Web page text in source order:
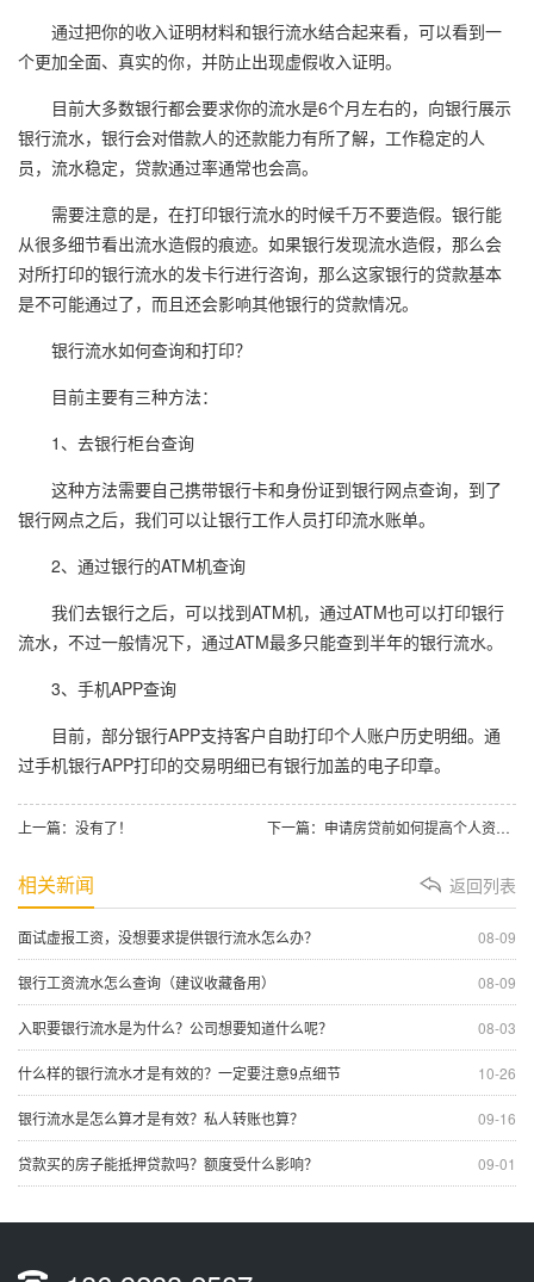
通过把你的收入证明材料和银行流水结合起来看，可以看到一
个更加全面、真实的你，并防止出现虚假收入证明。
目前大多数银行都会要求你的流水是6个月左右的，向银行展示
银行流水，银行会对借款人的还款能力有所了解，工作稳定的人
员，流水稳定，贷款通过率通常也会高。
需要注意的是，在打印银行流水的时候千万不要造假。银行能
从很多细节看出流水造假的痕迹。如果银行发现流水造假，那么会
对所打印的银行流水的发卡行进行咨询，那么这家银行的贷款基本
是不可能通过了，而且还会影响其他银行的贷款情况。
银行流水如何查询和打印？
目前主要有三种方法：
1、去银行柜台查询
这种方法需要自己携带银行卡和身份证到银行网点查询，到了
银行网点之后，我们可以让银行工作人员打印流水账单。
2、通过银行的ATM机查询
我们去银行之后，可以找到ATM机，通过ATM也可以打印银行
流水，不过一般情况下，通过ATM最多只能查到半年的银行流水。
3、手机APP查询
目前，部分银行APP支持客户自助打印个人账户历史明细。通
过手机银行APP打印的交易明细已有银行加盖的电子印章。
上一篇：没有了！ 下一篇：申请房贷前如何提高个人资质？可以尝试这几种方法
返回列表
相关新闻
08-09
面试虚报工资，没想要求提供银行流水怎么办？
08-09
银行工资流水怎么查询（建议收藏备用）
08-03
入职要银行流水是为什么？公司想要知道什么呢？
10-26
什么样的银行流水才是有效的？一定要注意9点细节
09-16
银行流水是怎么算才是有效？私人转账也算？
09-01
贷款买的房子能抵押贷款吗？额度受什么影响？